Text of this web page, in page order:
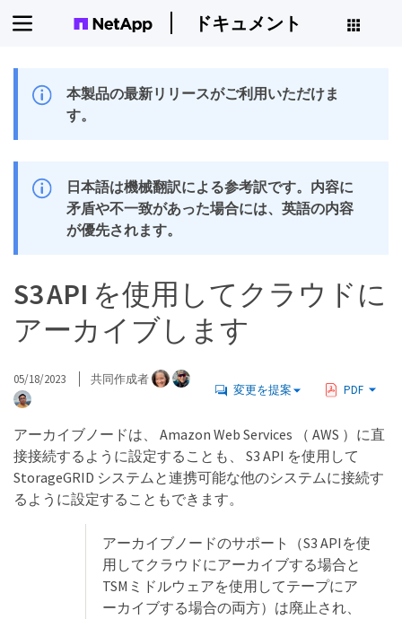
ドキュメント
本製品の最新リリースがご利用いただけま
す。
日本語は機械翻訳による参考訳です。内容に
矛盾や不一致があった場合には、英語の内容
が優先されます。
S3 API を使用してクラウドに
アーカイブします
05/18/2023 共同作成者
変更を提案 PDF
アーカイブノードは、 Amazon Web Services （ AWS ）に直
接接続するように設定することも、 S3 API を使用して
StorageGRID システムと連携可能な他のシステムに接続す
るように設定することもできます。
アーカイブノードのサポート（S3 APIを使
用してクラウドにアーカイブする場合と
TSMミドルウェアを使用してテープにア
ーカイブする場合の両方）は廃止され、